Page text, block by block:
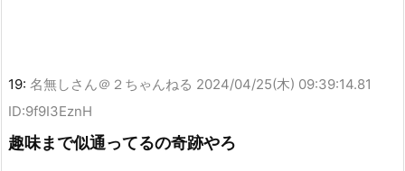
19: 名無しさん＠２ちゃんねる 2024/04/25(木) 09:39:14.81
ID:9f9I3EznH
趣味まで似通ってるの奇跡やろ